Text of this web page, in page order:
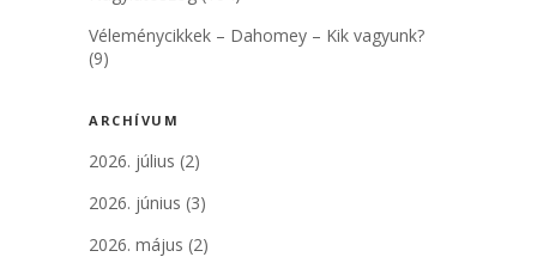
Véleménycikkek – Dahomey – Kik vagyunk?
(9)
ARCHÍVUM
2026. július (2)
2026. június (3)
2026. május (2)